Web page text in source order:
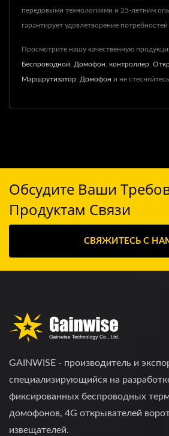
передовыми технологиями и 25-летним
гарантирует удовлетворение
Просмотрите нашу качественную
Беспроводной, Домофон, контроллер,
Маршрутизатор, Домофон и не стесняйтесь
Обсудите Ваши
Продуктам Связи
СВЯЖИТЕСЬ С
GAINWISE - производитель и
специализирующийся на
фиксированных беспроводных
домофонов, 4G открывателей
извещателей.